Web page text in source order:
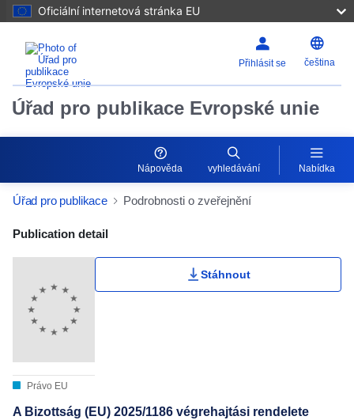
Oficiální internetová stránka EU
Přihlásit se čeština
Úřad pro publikace Evropské unie
Nápověda vyhledávání Nabídka
Úřad pro publikace Podrobnosti o zveřejnění
Publication Detail Actions Portlet
Publication detail
Právo EU
Stáhnout
A Bizottság (EU) 2025/1186 végrehajtási rendelete